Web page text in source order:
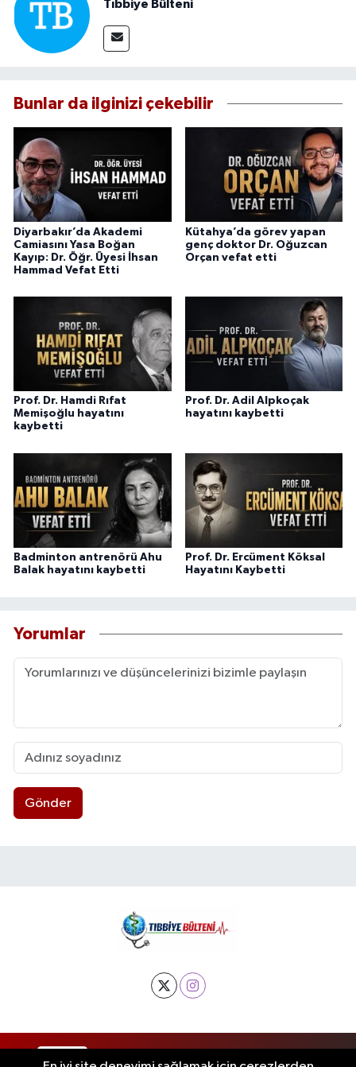
Tıbbiye Bülteni
Bunlar da ilginizi çekebilir
Diyarbakır’da Akademi
Camiasını Yasa Boğan
Kayıp: Dr. Öğr. Üyesi İhsan
Hammad Vefat Etti
Kütahya’da görev yapan
genç doktor Dr. Oğuzcan
Orçan vefat etti
Prof. Dr. Hamdi Rıfat
Memişoğlu hayatını
kaybetti
Prof. Dr. Adil Alpkoçak
hayatını kaybetti
Badminton antrenörü Ahu
Balak hayatını kaybetti
Prof. Dr. Ercüment Köksal
Hayatını Kaybetti
Yorumlar
Gönder
RSS Copyright © 2025. Her hakkı saklıdır.